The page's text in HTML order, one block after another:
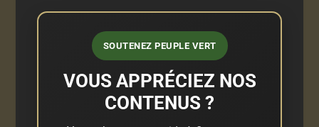
SOUTENEZ PEUPLE VERT
VOUS APPRÉCIEZ NOS
CONTENUS ?